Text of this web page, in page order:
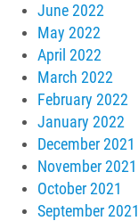
June 2022
May 2022
April 2022
March 2022
February 2022
January 2022
December 2021
November 2021
October 2021
September 2021